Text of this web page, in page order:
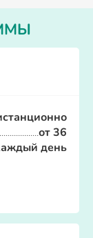
от 36
день